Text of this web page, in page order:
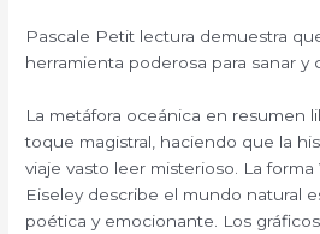
Pascale Petit lectura demuestra
herramienta poderosa para sanar y
La metáfora oceánica en resumen
toque magistral, haciendo que la
viaje vasto leer misterioso. La
Eiseley describe el mundo natural
poética y emocionante. Los